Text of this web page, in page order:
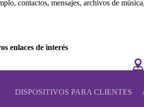
contactos, mensajes, archivos de
enlaces de interés
DISPOSITIVOS PARA CLIENTES